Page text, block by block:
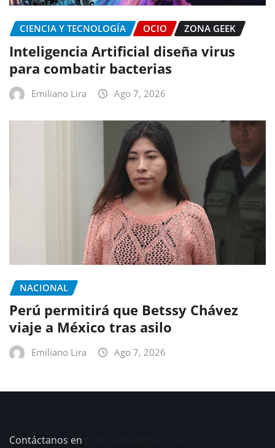
CIENCIA Y TECNOLOGÍA OCIO ZONA GEEK
Inteligencia Artificial diseña virus
para combatir bacterias
Emiliano Lira Ago 7, 2026
NACIONAL
Perú permitirá que Betssy Chávez
viaje a México tras asilo
Emiliano Lira Ago 7, 2026
Contáctanos en